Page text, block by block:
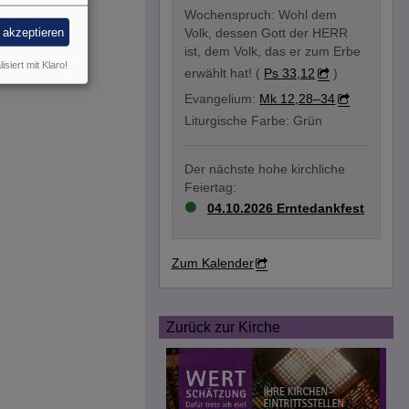
Wochenspruch: Wohl dem
Volk, dessen Gott der HERR
ist, dem Volk, das er zum Erbe
erwählt hat! ( Ps 33,12
)
Evangelium: Mk 12,28–34
Liturgische Farbe: Grün
Der nächste hohe kirchliche
Feiertag:
04.10.2026 Erntedankfest
Zum Kalender
Zurück zur Kirche
akzeptieren
mit Klaro!